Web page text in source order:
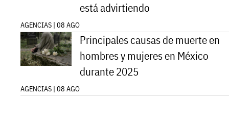
está advirtiendo
AGENCIAS | 08 AGO
Principales causas de muerte en
hombres y mujeres en México
durante 2025
AGENCIAS | 08 AGO